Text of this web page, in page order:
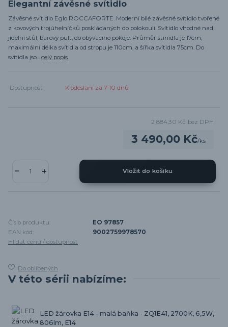
Elegantní závěsné svítidlo
Závěsné svítidlo Eglo ROCCAFORTE. Moderní bílé závěsné svítidlo tvořené
z kovových trojúhelníčků poskládaných do polokoulí. Svítidlo vhodné nad
jídelní stůl, barový pult, do obývacího pokoje. Průměr stínidla je 17cm,
maximální délka svítidla od stropu je 110cm, a šířka svítidla 75cm. Do
svítidla jso... celý popis
Dostupnost K odeslání za 7-10 dnů
3 490,00 Kč/ks
2 884,30 Kč bez DPH
Vložit do košíku
Číslo produktu:
EO 97857
EAN kód:
9002759978570
Hlídat cenu / dostupnost
Do oblíbených
V této sérii nabízíme:
LED žárovka E14 - malá baňka - ZQ1E41, 2700K, 6,5W,
806lm, E14